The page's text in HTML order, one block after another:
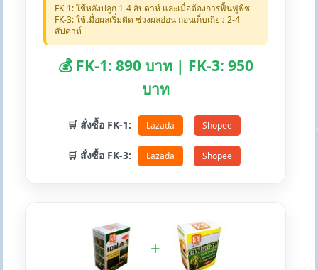
FK-1: ใช้หลังปลูก 1-4 สัปดาห์ และเมื่อต้องการฟื้นฟูพืช
FK-3: ใช้เมื่อผลเริ่มติด ช่วงผลอ่อน ก่อนเก็บเกี่ยว 2-4
สัปดาห์
💰 FK-1: 890 บาท | FK-3: 950
บาท
🛒 สั่งซื้อ FK-1: Lazada Shopee
🛒 สั่งซื้อ FK-3: Lazada Shopee
+